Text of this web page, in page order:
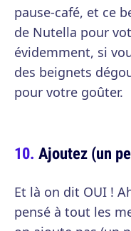
pause-café, et ce
de Nutella pour
évidemment, si
des beignets
pour votre goûter.
Ajoutez (un
Et là on dit OUI !
pensé à tout les